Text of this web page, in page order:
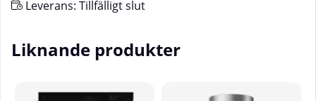
Leverans: Tillfälligt slut
Liknande produkter